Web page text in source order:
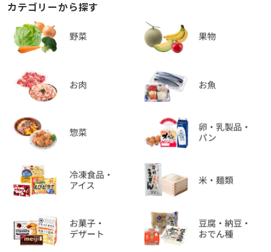
カテゴリーから探す